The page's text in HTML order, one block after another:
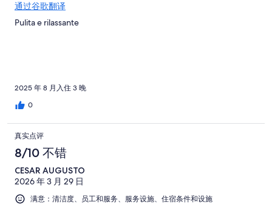
通过谷歌翻译
Pulita e rilassante
2025 年 8 月入住 3 晚
0
真实点评
8/10 不错
CESAR AUGUSTO
2026 年 3 月 29 日
满意：清洁度、员工和服务、服务设施、住宿条件和设施